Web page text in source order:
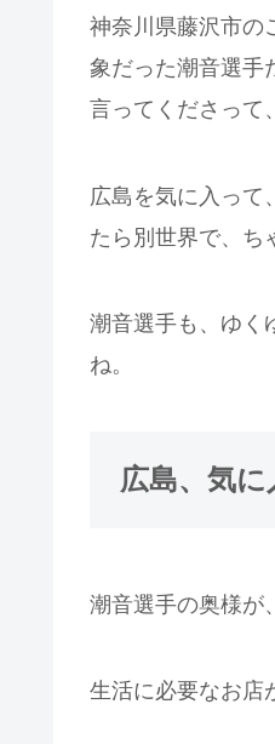
神奈川県藤沢市の
象だった潮音選手
言ってくださって
広島を気に入って
たら別世界で、ち
潮音選手も、ゆく
ね。
広島、気
潮音選手の奥様が
生活に必要なお店